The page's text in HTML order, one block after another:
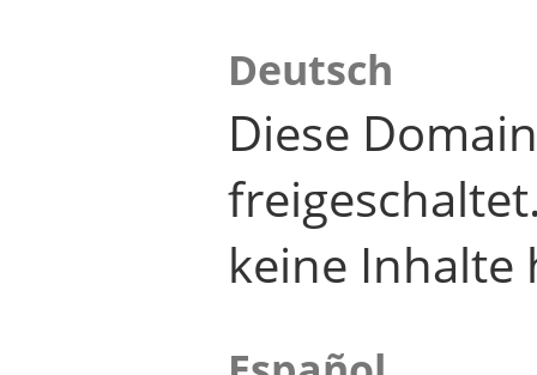
Deutsch
Diese
keine Inhalte